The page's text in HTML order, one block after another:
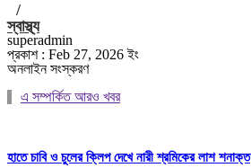
/
স্বাস্থ্য
superadmin
প্রকাশ : Feb 27, 2026 ইং
অনলাইন সংস্করণ
এ সম্পর্কিত আরও খবর
হাতে চাবি ও চুলের ক্লিপ দেখে নারী শ্রমিকের লাশ শনাক্ত